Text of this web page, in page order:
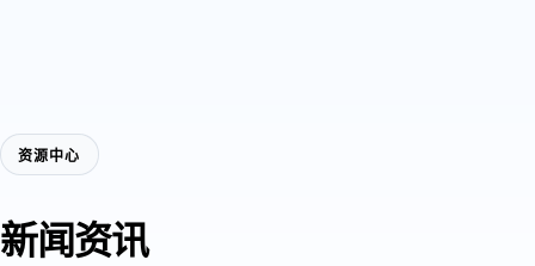
资源中心
新闻资讯